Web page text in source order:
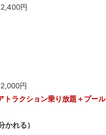
円
円
ラクション乗り放題＋プール
れる）